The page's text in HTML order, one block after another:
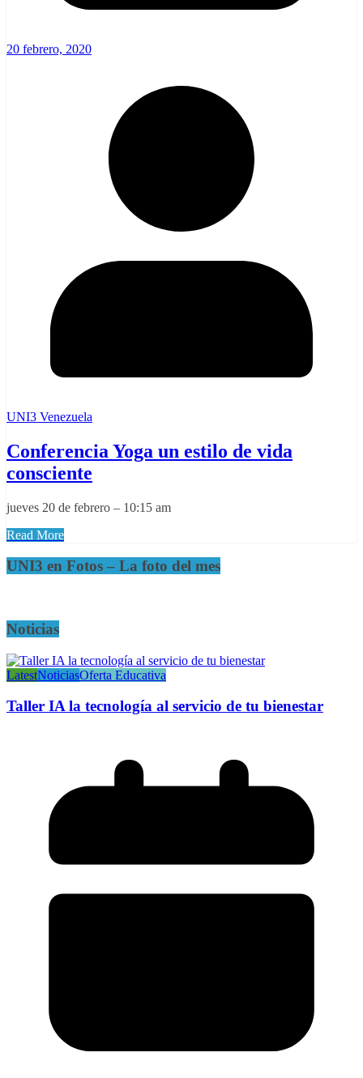
20 febrero, 2020
UNI3 Venezuela
Conferencia Yoga un estilo de vida
consciente
jueves 20 de febrero – 10:15 am
Read More
UNI3 en Fotos – La foto del mes
Noticias
LatestNoticiasOferta Educativa
Taller IA la tecnología al servicio de tu bienestar